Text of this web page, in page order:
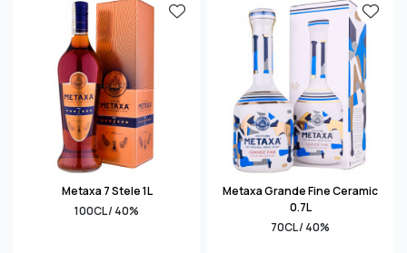
Metaxa 7 Stele 1L
100CL / 40%
Metaxa Grande Fine Ceramic
0.7L
70CL / 40%